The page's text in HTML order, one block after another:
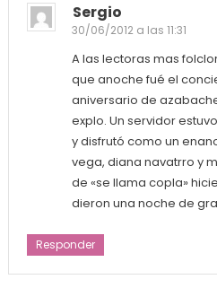
Sergio
30/06/2012 a las 11:31
A las lectoras mas
que anoche fué el
aniversario de
explo. Un servidor
y disfrutó como un
vega, diana navatrro y
de «se llama copla»
dieron una noche de
Responder